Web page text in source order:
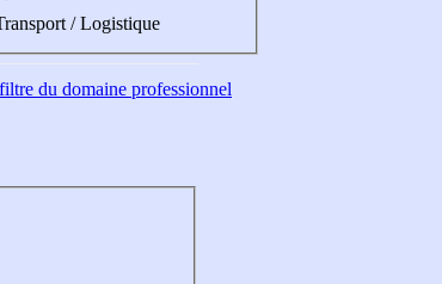
/ Logistique
du domaine professionnel